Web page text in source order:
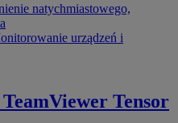
natychmiastowego,
urządzeń i
TeamViewer Tensor